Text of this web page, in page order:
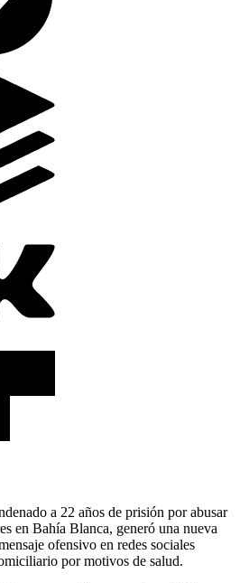
a 22 años de prisión por abusar
en Bahía Blanca, generó una nueva
ofensivo en redes sociales
por motivos de salud.